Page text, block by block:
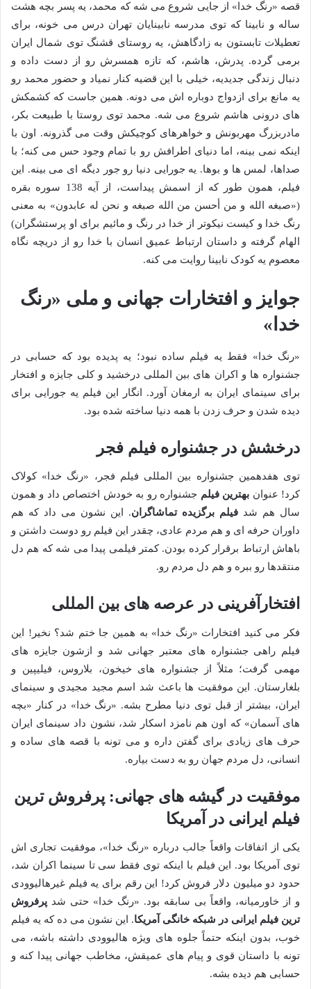
قصه «رنگ خدا» از جایی شروع می شه که محمد، یه پسر بچه هشت
ساله و نابینا که توی مدرسه نابینایان تهران درس می خونه، برای
تعطیلات تابستون به زادگاهش، یه روستای قشنگ توی شمال ایران
برمی گرده. پدرش، هاشم، که تازه همسرش رو از دست داده و
دنبال زندگی جدیدیه، خیلی با این قضیه کنار نمیاد و حضور محمد رو
یه مانع برای ازدواج دوباره اش می دونه. همین جاست که کشمکش
های درونی هاشم شروع می شه. محمد توی روستا با طبیعت بکر،
مادربزرگ مهربونش و خواهرهای کوچیکش وقت می گذرونه. اون با
اینکه نمی بینه، اما دنیای اطرافش رو با تمام وجود حس می کنه؛ با
صداها، لمس ها و بوها. یه جورایی دنیا رو جور دیگه ای می بینه. این
فیلم، همون طور که از اسمش پیداست، از آیه 138 سوره بقره
(«صبغه الله و من أحسن من الله صبغه و نحن له عابدون» به معنی
رنگ خدا و کیست نیکوتر از خدا در رنگ و مائیم برای او پرستشگران)
الهام گرفته و داستان ارتباط عمیق انسان با خدا رو از دریچه نگاه
معصوم یه کودک نابینا روایت می کنه.
جوایز و افتخارات جهانی و ملی «رنگ
خدا»
«رنگ خدا» فقط یه فیلم ساده نبود؛ یه پدیده بود که حسابی در
جشنواره ها و اکران های بین المللی درخشید و کلی جایزه و افتخار
برای سینمای ایران به ارمغان آورد. انگار این فیلم یه جورایی برای
دیده شدن و حرف زدن با همه دنیا ساخته شده بود.
درخشش در جشنواره فیلم فجر
توی هفدهمین جشنواره بین المللی فیلم فجر، «رنگ خدا» کولاک
کرد! عنوان بهترین فیلم جشنواره رو به خودش اختصاص داد و همون
سال هم شد فیلم برگزیده تماشاگران. این نشون می داد که هم
داوران حرفه ای و هم مردم عادی، چقدر این فیلم رو دوست داشتن و
باهاش ارتباط برقرار کرده بودن. کمتر فیلمی پیدا می شه که هم دل
منتقدها رو ببره و هم دل مردم رو.
افتخارآفرینی در عرصه های بین المللی
فکر می کنید افتخارات «رنگ خدا» به همین جا ختم شد؟ نخیر! این
فیلم راهی جشنواره های معتبر جهانی شد و ازشون جایزه های
مهمی گرفت؛ مثلاً از جشنواره های خیخون، بلاروس، فیلیپین و
بلغارستان. این موفقیت ها باعث شد اسم مجید مجیدی و سینمای
ایران، بیشتر از قبل توی دنیا مطرح بشه. «رنگ خدا» در کنار «بچه
های آسمان» که اون هم نامزد اسکار شد، نشون داد سینمای ایران
حرف های زیادی برای گفتن داره و می تونه با قصه های ساده و
انسانی، دل مردم جهان رو به دست بیاره.
موفقیت در گیشه های جهانی: پرفروش ترین
فیلم ایرانی در آمریکا
یکی از اتفاقات واقعاً جالب درباره «رنگ خدا»، موفقیت تجاری اش
توی آمریکا بود. این فیلم با اینکه توی فقط سی تا سینما اکران شد،
حدود دو میلیون دلار فروش کرد! این رقم برای یه فیلم غیرهالیوودی
و از خاورمیانه، واقعاً بی سابقه بود. «رنگ خدا» حتی شد پرفروش
ترین فیلم ایرانی در شبکه خانگی آمریکا. این نشون می ده که یه فیلم
خوب، بدون اینکه حتماً جلوه های ویژه هالیوودی داشته باشه، می
تونه با داستان قوی و پیام های عمیقش، مخاطب جهانی پیدا کنه و
حسابی هم دیده بشه.